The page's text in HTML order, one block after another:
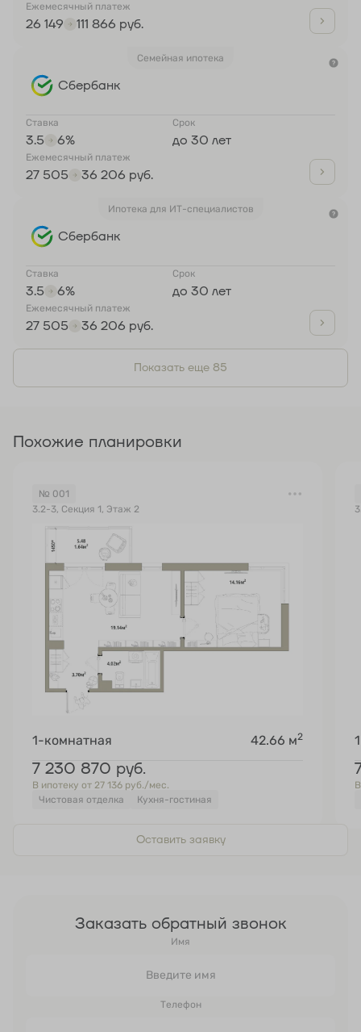
Ежемесячный платеж
26 149 111 866 руб.
Семейная ипотека
Сбербанк
Ставка
3.5 6%
Срок
до 30 лет
Ежемесячный платеж
27 505 36 206 руб.
Ипотека для ИТ-специалистов
Сбербанк
Ставка
3.5 6%
Срок
до 30 лет
Ежемесячный платеж
27 505 36 206 руб.
Показать еще 85
Похожие планировки
№ 001
3.2-3, Секция 1, Этаж 2
1-комнатная 42.66 м2
7 230 870 руб.
В ипотеку от 27 136 руб./мес.
Чистовая отделка
Кухня-гостиная
Оставить заявку
Заказать обратный звонок
Имя
Телефон